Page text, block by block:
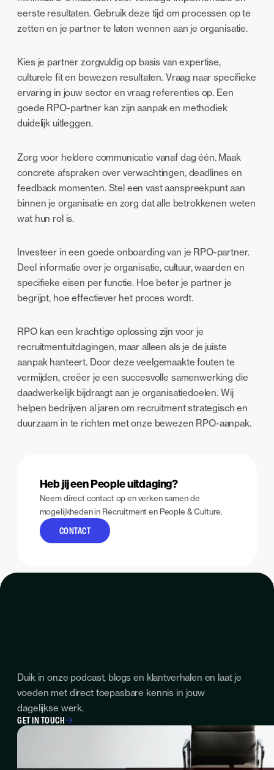
eerste resultaten. Gebruik deze tijd om processen op te
zetten en je partner te laten wennen aan je organisatie.
Kies je partner zorgvuldig op basis van expertise,
culturele fit en bewezen resultaten. Vraag naar specifieke
ervaring in jouw sector en vraag referenties op. Een
goede RPO-partner kan zijn aanpak en methodiek
duidelijk uitleggen.
Zorg voor heldere communicatie vanaf dag één. Maak
concrete afspraken over verwachtingen, deadlines en
feedback momenten. Stel een vast aanspreekpunt aan
binnen je organisatie en zorg dat alle betrokkenen weten
wat hun rol is.
Investeer in een goede onboarding van je RPO-partner.
Deel informatie over je organisatie, cultuur, waarden en
specifieke eisen per functie. Hoe beter je partner je
begrijpt, hoe effectiever het proces wordt.
RPO kan een krachtige oplossing zijn voor je
recruitmentuitdagingen, maar alleen als je de juiste
aanpak hanteert. Door deze veelgemaakte fouten te
vermijden, creëer je een succesvolle samenwerking die
daadwerkelijk bijdraagt aan je organisatiedoelen. Wij
helpen bedrijven al jaren om recruitment strategisch en
duurzaam in te richten met onze bewezen RPO-aanpak.
Heb jij een People uitdaging?
Neem direct contact op en verken samen de
mogelijkheden in Recruitment en People & Culture.
CONTACT
Duik in onze podcast, blogs en klantverhalen en laat je
voeden met direct toepasbare kennis in jouw
dagelijkse werk.
GET IN TOUCH